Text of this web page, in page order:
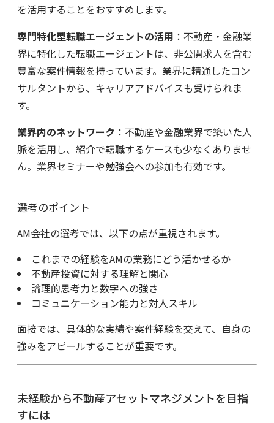
を活用することをおすすめします。
専門特化型転職エージェントの活用 ：不動産・金融業
界に特化した転職エージェントは、非公開求人を含む
豊富な案件情報を持っています。業界に精通したコン
サルタントから、キャリアアドバイスも受けられま
す。
業界内のネットワーク ：不動産や金融業界で築いた人
脈を活用し、紹介で転職するケースも少なくありませ
ん。業界セミナーや勉強会への参加も有効です。
選考のポイント
AM会社の選考では、以下の点が重視されます。
これまでの経験をAMの業務にどう活かせるか
不動産投資に対する理解と関心
論理的思考力と数字への強さ
コミュニケーション能力と対人スキル
面接では、具体的な実績や案件経験を交えて、自身の
強みをアピールすることが重要です。
未経験から不動産アセットマネジメントを目指
すには